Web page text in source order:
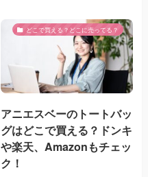
どこで買える？どこに売ってる？
アニエスベーのトートバッ
グはどこで買える？ドンキ
や楽天、Amazonもチェッ
ク！